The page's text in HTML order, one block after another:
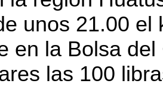
unos 21.00 el
en la Bolsa
las 100